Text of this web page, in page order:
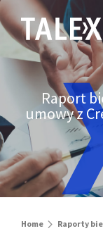
Raport
umowy z
Home Raporty